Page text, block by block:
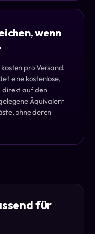
wenn
pro Versand.
eine kostenlose,
direkt auf den
Äquivalent
ohne deren
für